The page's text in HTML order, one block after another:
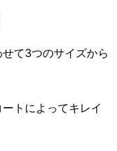
て3つのサイズから
トによってキレイ